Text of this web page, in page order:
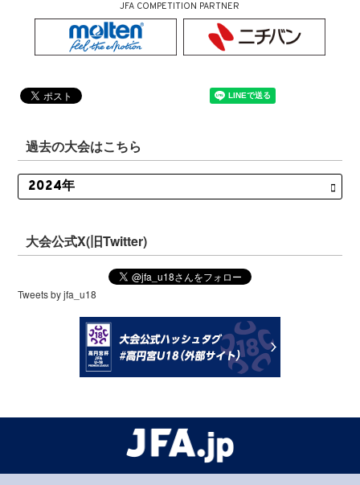
JFA COMPETITION PARTNER
過去の大会はこちら
大会公式X(旧Twitter)
Tweets by jfa_u18